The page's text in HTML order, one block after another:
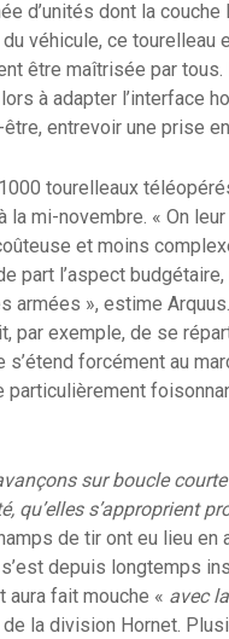
d’unités dont la
véhicule, ce
être maîtrisée par tous.
à adapter l’interface
entrevoir une prise
tourelleaux
mi-novembre. « On
et moins
part l’aspect
armées », estime
par exemple, de se
forcément au
particulièrement
sur boucle
qu’elles s’approprient
de tir ont eu lieu en
depuis longtemps
aura fait mouche « avec
la division Hornet.